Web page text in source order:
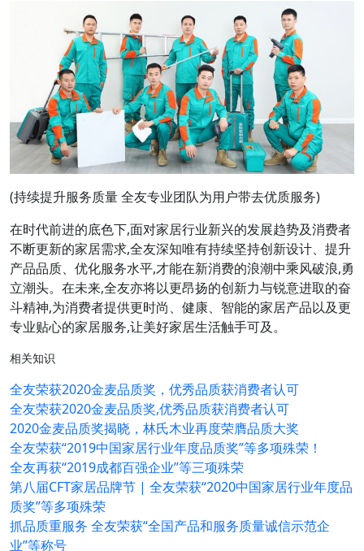
(持续提升服务质量 全友专业团队为用户带去优质服务)
在时代前进的底色下,面对家居行业新兴的发展趋势及消费者
不断更新的家居需求,全友深知唯有持续坚持创新设计、提升
产品品质、优化服务水平,才能在新消费的浪潮中乘风破浪,勇
立潮头。在未来,全友亦将以更昂扬的创新力与锐意进取的奋
斗精神,为消费者提供更时尚、健康、智能的家居产品以及更
专业贴心的家居服务,让美好家居生活触手可及。
相关知识
全友荣获2020金麦品质奖，优秀品质获消费者认可
全友荣获2020金麦品质奖,优秀品质获消费者认可
2020金麦品质奖揭晓，林氏木业再度荣膺品质大奖
全友荣获“2019中国家居行业年度品质奖”等多项殊荣！
全友再获“2019成都百强企业”等三项殊荣
第八届CFT家居品牌节 | 全友荣获“2020中国家居行业年度品
质奖”等多项殊荣
抓品质重服务 全友荣获“全国产品和服务质量诚信示范企
业”等称号